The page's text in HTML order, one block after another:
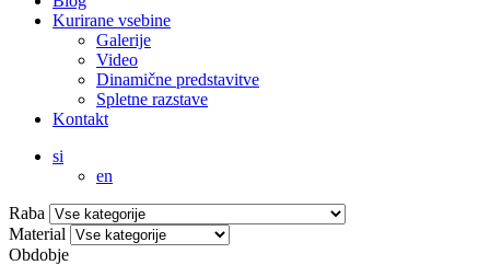
Kurirane vsebine
Galerije
Video
Dinamične predstavitve
Spletne razstave
Kontakt
si
en
Raba
Material
Obdobje